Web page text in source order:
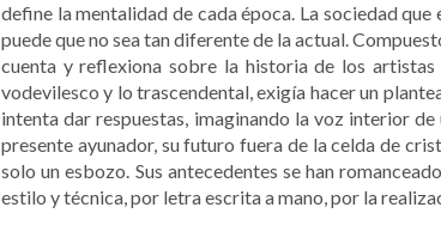
define la mentalidad de cada época. La sociedad
puede que no sea tan diferente de la actual.
cuenta y reflexiona sobre la historia de los
vodevilesco y lo trascendental, exigía hacer un
intenta dar respuestas, imaginando la voz interior
presente ayunador, su futuro fuera de la celda de
solo un esbozo. Sus antecedentes se han
estilo y técnica, por letra escrita a mano, por la